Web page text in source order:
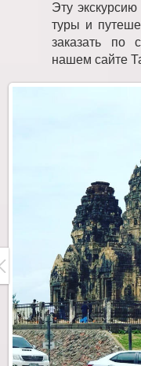
Эту
туры и
заказать по
нашем сайте